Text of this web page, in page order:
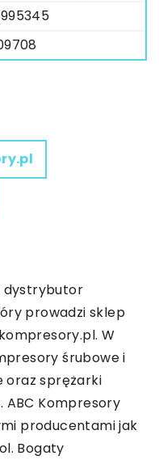
dystrybutor
prowadzi sklep
W
śrubowe i
oraz sprężarki
Kompresory
producentami jak
Bogaty